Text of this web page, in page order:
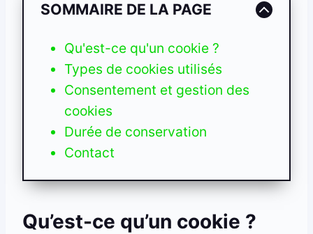
SOMMAIRE DE LA PAGE
Qu'est-ce qu'un cookie ?
Types de cookies utilisés
Consentement et gestion des
cookies
Durée de conservation
Contact
Qu’est-ce qu’un cookie ?